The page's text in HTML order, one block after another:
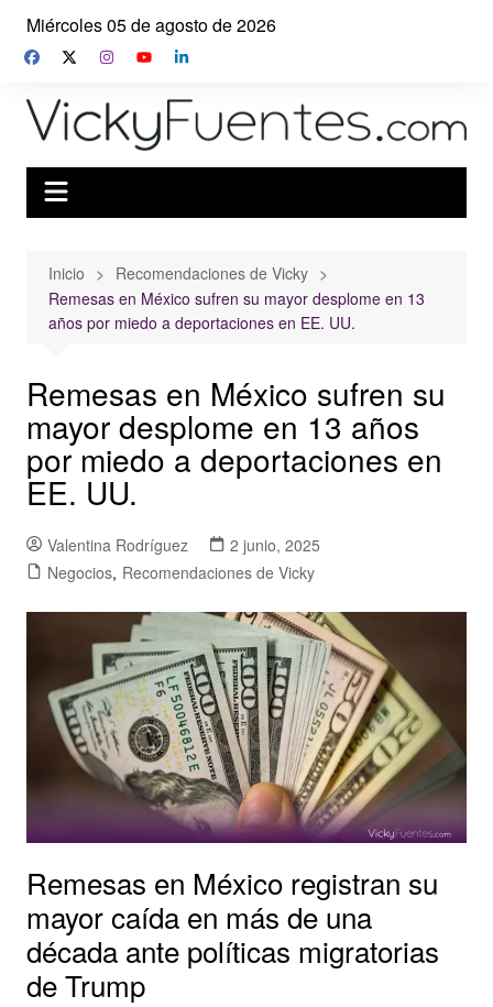
Saltar
contenido
Miércoles 05 de agosto de 2026
Inicio
Recomendaciones de Vicky
Remesas en México sufren su mayor desplome en 13
años por miedo a deportaciones en EE. UU.
Remesas en México sufren su
mayor desplome en 13 años
por miedo a deportaciones en
EE. UU.
Valentina Rodríguez
2 junio, 2025
Negocios, Recomendaciones de Vicky
Remesas en México registran su
mayor caída en más de una
década ante políticas migratorias
de Trump